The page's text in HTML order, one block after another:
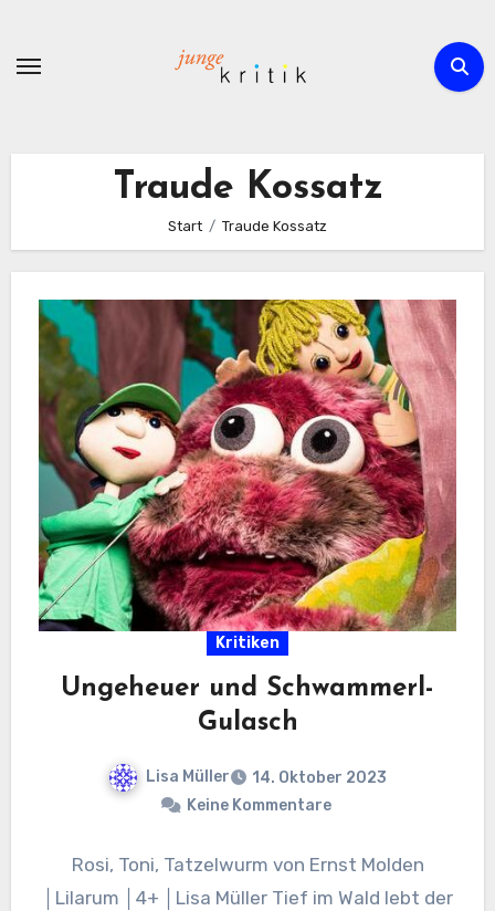
springen
Traude Kossatz
Start Traude Kossatz
Kritiken
Ungeheuer und Schwammerl-
Gulasch
Lisa Müller
14. Oktober 2023
Keine Kommentare
Rosi, Toni, Tatzelwurm von Ernst Molden
│Lilarum │4+ │Lisa Müller Tief im Wald lebt der